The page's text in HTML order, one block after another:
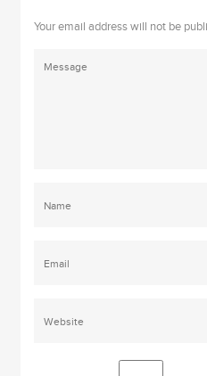
Your email address will not be